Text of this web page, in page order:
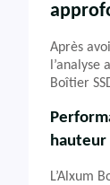
Après
Boîtier
hauteur
L’Alxum